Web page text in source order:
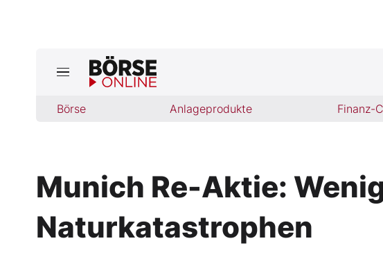
Börse Anlageprodukte Finanz-
Jetzt aktuelle Ausgabe BÖRSE ONLINE lesen
Anlageprodukte
Finanz-Check
Munich Re-Aktie:
Naturkatastrophen